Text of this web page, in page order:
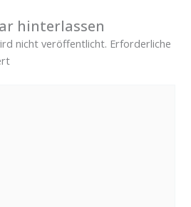
hinterlassen
nicht veröffentlicht. Erforderliche